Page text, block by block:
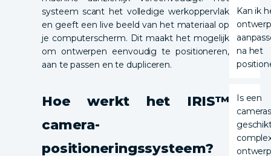
systeem scant het volledige werkoppervlak
en geeft een live beeld van het materiaal op
je computerscherm. Dit maakt het mogelijk
om ontwerpen eenvoudig te positioneren,
aan te passen en te dupliceren.
Hoe werkt het IRIS™
camera-
positioneringssysteem?
Kan ik
na het
Is een